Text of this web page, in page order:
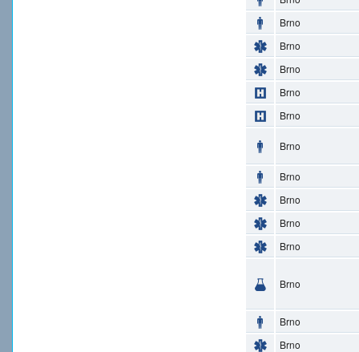
Brno
Brno
Brno
Brno
Brno
Brno
Brno
Brno
Brno
Brno
Brno
Brno
Brno